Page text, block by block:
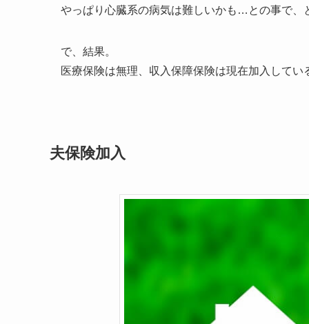
やっぱり心臓系の病気は難しいかも…との事で、
で、結果。
医療保険は無理、収入保障保険は現在加入して
夫保険加入